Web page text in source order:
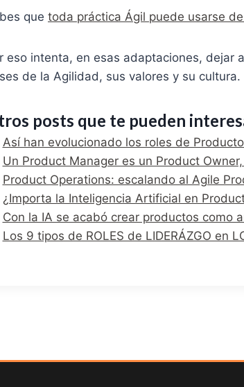
que toda práctica Ágil puede usarse
eso intenta, en esas adaptaciones, dejar
de la Agilidad, sus valores y su cultura.
posts que te pueden
Así han evolucionado los roles de
Un Product Manager es un Product
Product Operations: escalando al Agile
¿Importa la Inteligencia Artificial en
Con la IA se acabó crear productos como
Lo s 9 tipos de ROLES de LIDERÁZGO en